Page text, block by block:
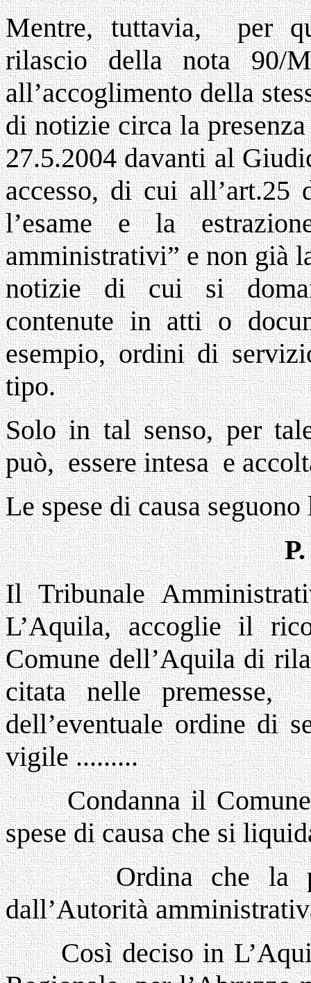
Mentre, tuttavia, per
rilascio della nota 90/
all’accoglimento della
di notizie circa la
27.5.2004 davanti al
accesso, di cui all’art.25
l’esame e la
amministrativi” e non già
notizie di cui si
contenute in atti o
esempio, ordini di
tipo.
Solo in tal senso, per
può, essere intesa e
Le spese di causa
Il Tribunale
L’Aquila, accoglie il
Comune dell’Aquila di
citata nelle premesse,
dell’eventuale ordine di
vigile .........
Condanna il
spese di causa che si
Ordina che la
dall’Autorità
Così deciso in